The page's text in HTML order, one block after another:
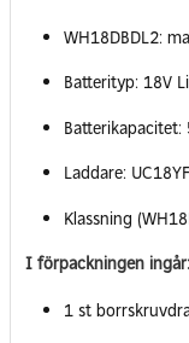
WH18DBDL2:
Batterityp: 18V
Batterikapacitet:
Laddare:
Klassning
I förpackningen ingår:
1 st